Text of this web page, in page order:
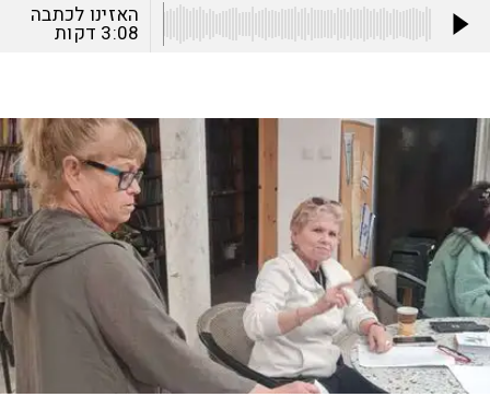
האזינו לכתבה
3:08 דקות